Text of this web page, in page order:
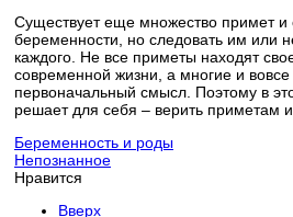
Существует еще множество примет и
беременности, но следовать им или
каждого. Не все приметы находят
современной жизни, а многие и вовсе
первоначальный смысл. Поэтому в
решает для себя – верить приметам
Беременность и роды
Непознанное
Нравится
Вверх